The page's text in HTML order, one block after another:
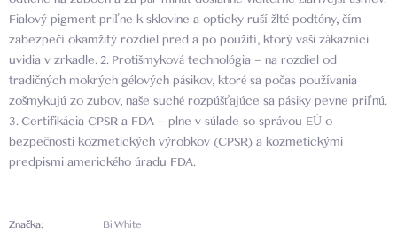
Fialový pigment priľne k sklovine a opticky ruší žlté podtóny, čím
zabezpečí okamžitý rozdiel pred a po použití, ktorý vaši zákazníci
uvidia v zrkadle. 2. Protišmyková technológia – na rozdiel od
tradičných mokrých gélových pásikov, ktoré sa počas používania
zošmykujú zo zubov, naše suché rozpúšťajúce sa pásiky pevne priľnú.
3. Certifikácia CPSR a FDA – plne v súlade so správou EÚ o
bezpečnosti kozmetických výrobkov (CPSR) a kozmetickými
predpismi amerického úradu FDA.
Značka: Bi White